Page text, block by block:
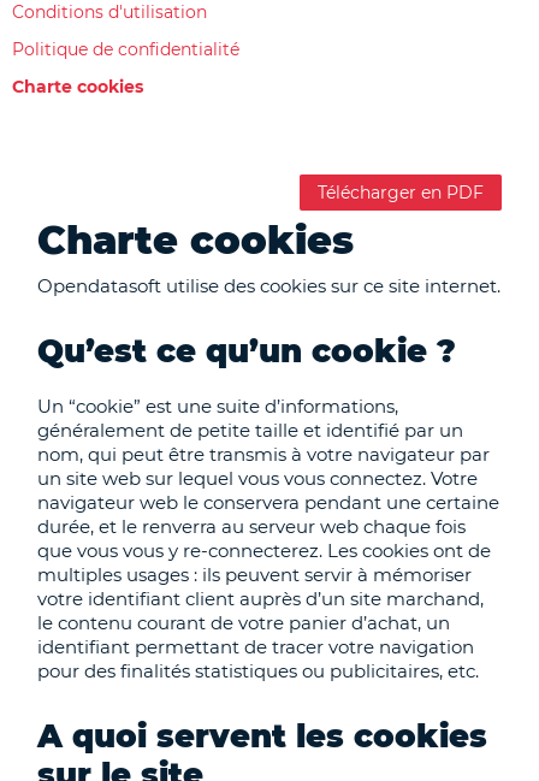
Conditions d'utilisation
Politique de confidentialité
Charte cookies
Télécharger en PDF
Charte cookies
Opendatasoft utilise des cookies sur ce site internet.
Qu’est ce qu’un cookie ?
Un “cookie” est une suite d’informations,
généralement de petite taille et identifié par un
nom, qui peut être transmis à votre navigateur par
un site web sur lequel vous vous connectez. Votre
navigateur web le conservera pendant une certaine
durée, et le renverra au serveur web chaque fois
que vous vous y re-connecterez. Les cookies ont de
multiples usages : ils peuvent servir à mémoriser
votre identifiant client auprès d’un site marchand,
le contenu courant de votre panier d’achat, un
identifiant permettant de tracer votre navigation
pour des finalités statistiques ou publicitaires, etc.
A quoi servent les cookies